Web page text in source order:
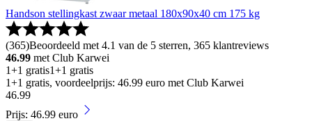
Handson stellingkast zwaar metaal 180x90x40 cm 175 kg
(365)Beoordeeld met 4.1 van de 5 sterren, 365 klantreviews
46.99 met Club Karwei
1+1 gratis1+1 gratis
1+1 gratis, voordeelprijs: 46.99 euro met Club Karwei
46.99
Prijs: 46.99 euro